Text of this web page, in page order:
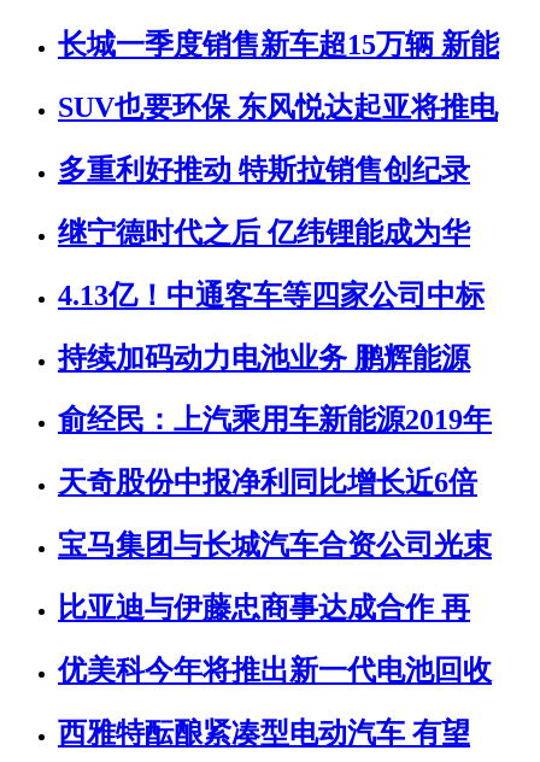
长城一季度销售新车超15万辆 新能
SUV也要环保 东风悦达起亚将推电
多重利好推动 特斯拉销售创纪录
继宁德时代之后 亿纬锂能成为华
4.13亿！中通客车等四家公司中标
持续加码动力电池业务 鹏辉能源
俞经民：上汽乘用车新能源2019年
天奇股份中报净利同比增长近6倍
宝马集团与长城汽车合资公司光束
比亚迪与伊藤忠商事达成合作 再
优美科今年将推出新一代电池回收
西雅特酝酿紧凑型电动汽车 有望